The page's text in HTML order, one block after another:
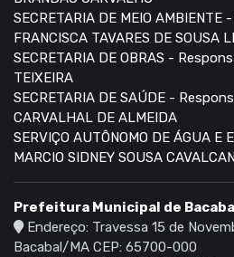
SECRETARIA DE MEIO AMBIENTE
FRANCISCA TAVARES DE SOUSA
SECRETARIA DE OBRAS -
TEIXEIRA
SECRETARIA DE SAÚDE -
CARVALHAL DE ALMEIDA
SERVIÇO AUTÔNOMO DE ÁGUA E
MARCIO SIDNEY SOUSA
Prefeitura Municipal de Bacabal
Endereço: Travessa 15 de
Bacabal/MA CEP: 65700-000